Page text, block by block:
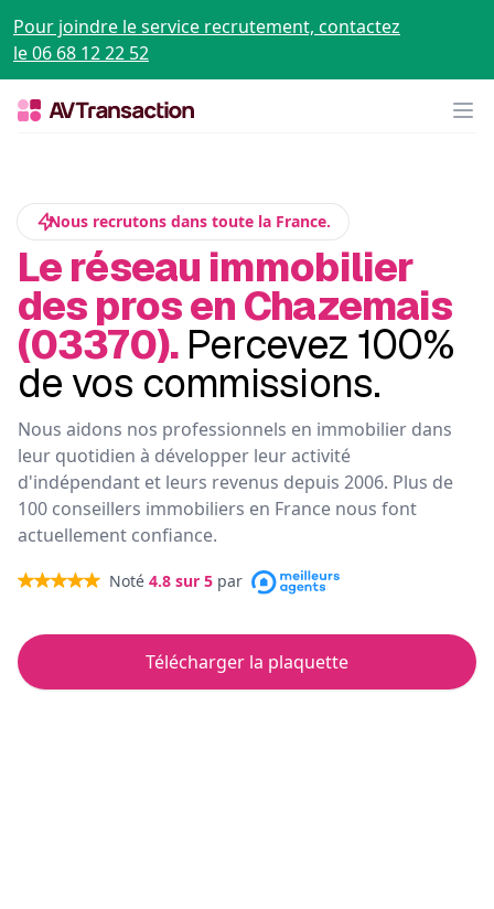
Pour joindre le service recrutement, contactez
le 06 68 12 22 52
Nous recrutons dans toute la France.
Le réseau immobilier
des pros en Chazemais
(03370). Percevez 100%
de vos commissions.
Nous aidons nos professionnels en immobilier dans
leur quotidien à développer leur activité
d'indépendant et leurs revenus depuis 2006. Plus de
100 conseillers immobiliers en France nous font
actuellement confiance.
Noté 4.8 sur 5 par
Télécharger la plaquette